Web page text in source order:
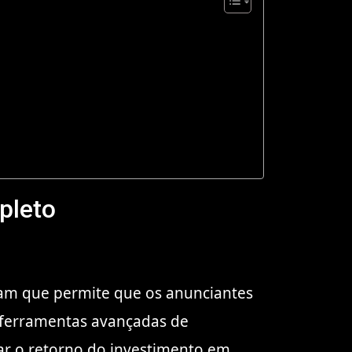
que permite que os anunciantes
avançadas de